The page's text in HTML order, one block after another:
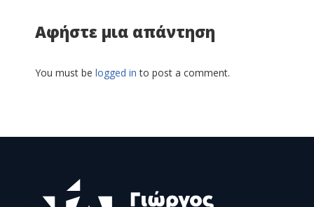
Αφήστε μια απάντηση
You must be logged in to post a comment.